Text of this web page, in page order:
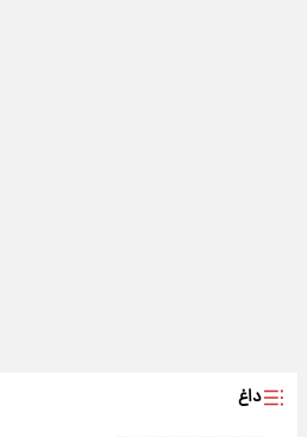
داغ